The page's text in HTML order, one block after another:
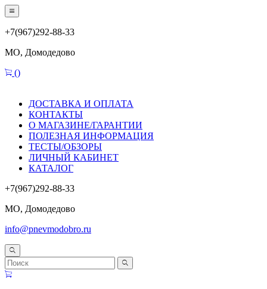
+7(967)292-88-33
МО, Домодедово
()
ДОСТАВКА И ОПЛАТА
КОНТАКТЫ
О МАГАЗИНЕ/ГАРАНТИИ
ПОЛЕЗНАЯ ИНФОРМАЦИЯ
ТЕСТЫ/ОБЗОРЫ
ЛИЧНЫЙ КАБИНЕТ
КАТАЛОГ
+7(967)292-88-33
МО, Домодедово
info@pnevmodobro.ru